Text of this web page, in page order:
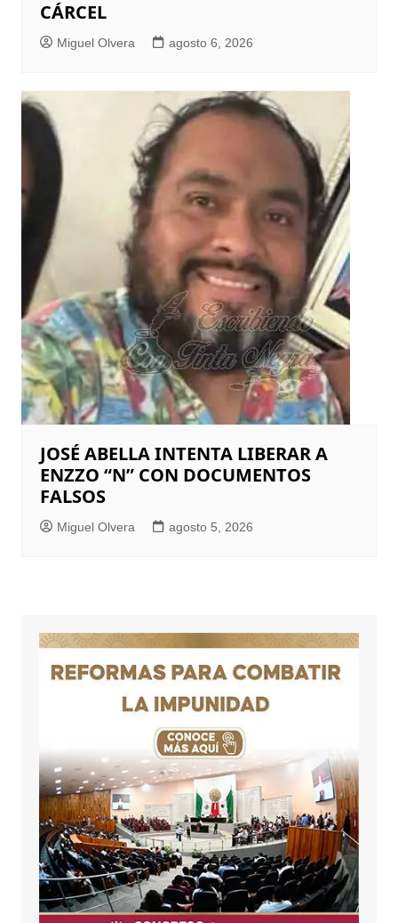
CÁRCEL
Miguel Olvera agosto 6, 2026
JOSÉ ABELLA INTENTA LIBERAR A
ENZZO “N” CON DOCUMENTOS
FALSOS
Miguel Olvera agosto 5, 2026